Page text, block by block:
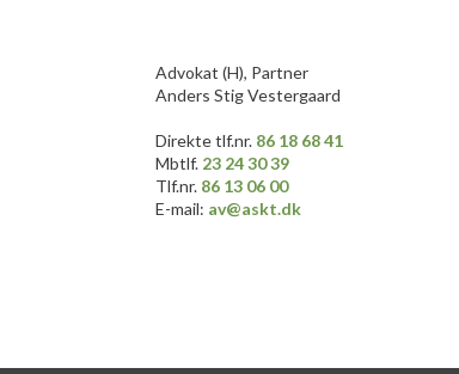
Advokat​ (H), Partner
Anders Stig Vestergaard
Direkte tlf.nr. 86 18 68 41
Mbtlf. 23 24 30 39
Tlf.nr. 86 13 06 00
E-mail: av@askt.dk